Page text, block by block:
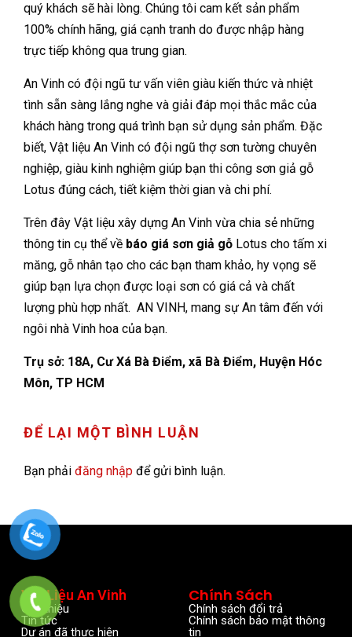
quý khách sẽ hài lòng. Chúng tôi cam kết sản phẩm
100% chính hãng, giá cạnh tranh do được nhập hàng
trực tiếp không qua trung gian.
An Vinh có đội ngũ tư vấn viên giàu kiến thức và nhiệt
tình sẵn sàng lắng nghe và giải đáp mọi thắc mắc của
khách hàng trong quá trình bạn sử dụng sản phẩm. Đặc
biết, Vật liệu An Vinh có đội ngũ thợ sơn tường chuyên
nghiệp, giàu kinh nghiệm giúp bạn thi công sơn giả gỗ
Lotus đúng cách, tiết kiệm thời gian và chi phí.
Trên đây Vật liệu xây dựng An Vinh vừa chia sẻ những
thông tin cụ thể về báo giá sơn giả gỗ Lotus cho tấm xi
măng, gỗ nhân tạo cho các bạn tham khảo, hy vọng sẽ
giúp bạn lựa chọn được loại sơn có giá cả và chất
lượng phù hợp nhất. AN VINH, mang sự An tâm đến với
ngôi nhà Vinh hoa của bạn.
Trụ sở: 18A, Cư Xá Bà Điểm, xã Bà Điểm, Huyện Hóc
Môn, TP HCM
ĐỂ LẠI MỘT BÌNH LUẬN
Bạn phải đăng nhập để gửi bình luận.
Vật Liệu An Vinh
Giới thiệu
Tin tức
Dự án đã thực hiện
Chính Sách
Chính sách đổi trả
Chính sách bảo mật thông
tin